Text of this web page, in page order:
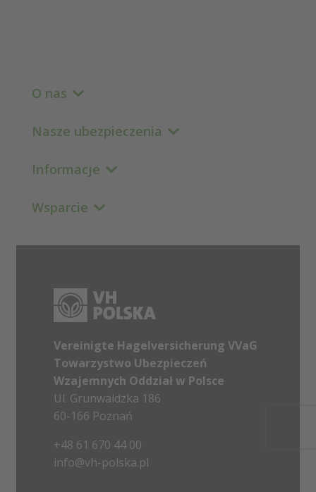
O nas
Nasze ubezpieczenia
Informacje
Wsparcie
Vereinigte Hagelversicherung VVaG
Towarzystwo Ubezpieczeń
Wzajemnych Oddział w Polsce
Ul. Grunwaldzka 186
60-166 Poznań
+48 61 670 44 00
info@vh-polska.pl